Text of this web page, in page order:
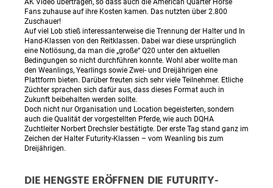
AK Video übertragen, so dass auch die American Quarter Horse
Fans zuhause auf ihre Kosten kamen. Das nutzten über 2.800
Zuschauer!
Auf viel Lob stieß interessanterweise die Trennung der Halter und In
Hand-Klassen von den Reitklassen. Dabei war diese ursprünglich
eine Notlösung, da man die „große“ Q20 unter den aktuellen
Bedingungen so nicht durchführen konnte. Wohl aber wollte man
den Weanlings, Yearlings sowie Zwei- und Dreijährigen eine
Plattform bieten. Darüber freuten sich sehr viele Teilnehmer. Etliche
Züchter sprachen sich dafür aus, dass dieses Format auch in
Zukunft beibehalten werden sollte.
Doch nicht nur Organisation und Location begeisterten, sondern
auch die Qualität der vorgestellten Pferde, wie auch DQHA
Zuchtleiter Norbert Drechsler bestätigte. Der erste Tag stand ganz im
Zeichen der Halter Futurity-Klassen – vom Weanling bis zum
Dreijährigen.
DIE HENGSTE ERÖFFNEN DIE FUTURITY-